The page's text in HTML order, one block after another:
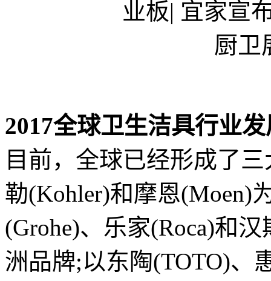
2017全球卫生洁具行业
目前，全球已经形成了
勒(Kohler)和摩恩(Moen)
(Grohe)、乐家(Roca)和
洲品牌;以东陶(TOTO)、